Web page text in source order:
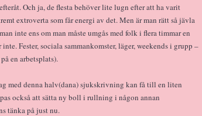
Och ja, de flesta behöver lite lugn efter att ha varit
extroverta som får energi av det. Men är man rätt så jävla
inte ens om man måste umgås med folk i flera timmar en
Fester, sociala sammankomster, läger, weekends i grupp –
en arbetsplats).
med denna halv(dana) sjukskrivning kan få till en liten
också att sätta ny boll i rullning i någon annan
tänka på just nu.